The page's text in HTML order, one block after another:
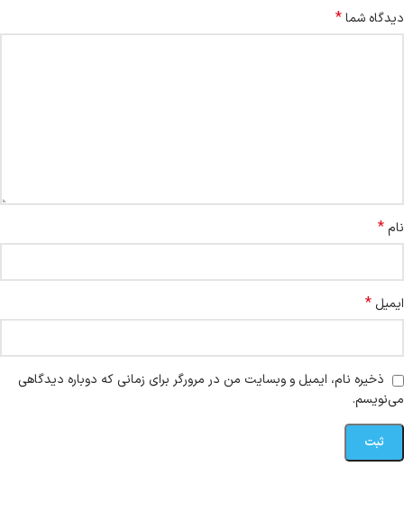
دیدگاه شما*
نام*
ایمیل *
ذخیره نام، ایمیل و وبسایت من در مرورگر برای زمانی که دوباره دیدگاهی
می‌نویسم.